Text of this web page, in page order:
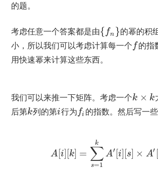
的题。
考虑任意一个答案都是由{ fn }的幂的积
小，所以我们可以考虑计算每一个 f的指
用快速幂来计算这些东西。
我们可以来推一下矩阵。考虑一个k × k
后第k列的第i行为 fi 的指数。然后写一
A[i] [k] = ∑
s=1
k
A′[i] [s] × A′ [